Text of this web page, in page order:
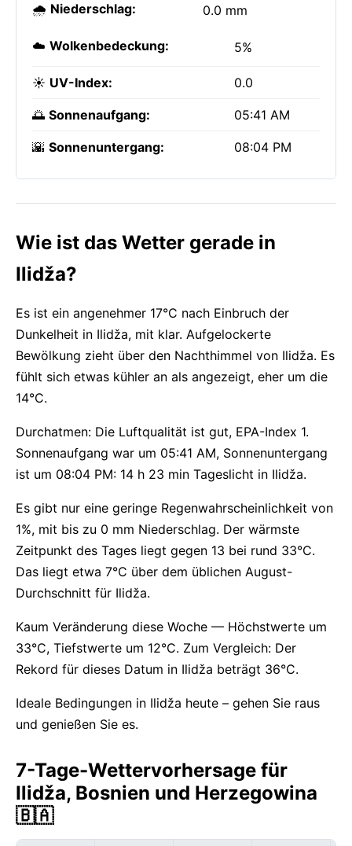
🌧️ Niederschlag: 0.0 mm
☁️ Wolkenbedeckung: 5%
☀️ UV-Index: 0.0
🌅 Sonnenaufgang: 05:41 AM
🌇 Sonnenuntergang: 08:04 PM
Wie ist das Wetter gerade in
Ilidža?
Es ist ein angenehmer 17°C nach Einbruch der
Dunkelheit in Ilidža, mit klar. Aufgelockerte
Bewölkung zieht über den Nachthimmel von Ilidža. Es
fühlt sich etwas kühler an als angezeigt, eher um die
14°C.
Durchatmen: Die Luftqualität ist gut, EPA-Index 1.
Sonnenaufgang war um 05:41 AM, Sonnenuntergang
ist um 08:04 PM: 14 h 23 min Tageslicht in Ilidža.
Es gibt nur eine geringe Regenwahrscheinlichkeit von
1%, mit bis zu 0 mm Niederschlag. Der wärmste
Zeitpunkt des Tages liegt gegen 13 bei rund 33°C.
Das liegt etwa 7°C über dem üblichen August-
Durchschnitt für Ilidža.
Kaum Veränderung diese Woche — Höchstwerte um
33°C, Tiefstwerte um 12°C. Zum Vergleich: Der
Rekord für dieses Datum in Ilidža beträgt 36°C.
Ideale Bedingungen in Ilidža heute – gehen Sie raus
und genießen Sie es.
7-Tage-Wettervorhersage für
Ilidža, Bosnien und Herzegowina
🇧🇦